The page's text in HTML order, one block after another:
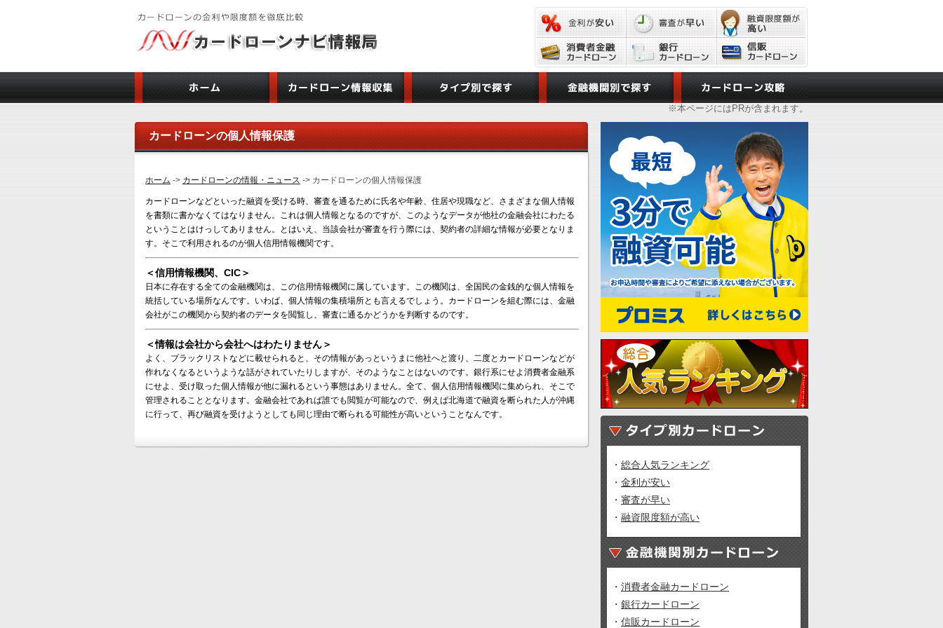
※本ページにはPRが含まれます。
カードローンの個人情報保護
ホーム -> カードローンの情報・ニュース -> カードローンの個人情報保護
カードローンなどといった融資を受ける時、審査を通るために氏名や年齢、住居や現職など、さまざまな個人情報
を書類に書かなくてはなりません。これは個人情報となるのですが、このようなデータが他社の金融会社にわたる
ということはけっしてありません。とはいえ、当該会社が審査を行う際には、契約者の詳細な情報が必要となりま
す。そこで利用されるのが個人信用情報機関です。
＜信用情報機関、CIC＞
日本に存在する全ての金融機関は、この信用情報機関に属しています。この機関は、全国民の金銭的な個人情報を
統括している場所なんです。いわば、個人情報の集積場所とも言えるでしょう。カードローンを組む際には、金融
会社がこの機関から契約者のデータを閲覧し、審査に通るかどうかを判断するのです。
＜情報は会社から会社へはわたりません＞
よく、ブラックリストなどに載せられると、その情報があっというまに他社へと渡り、二度とカードローンなどが
作れなくなるというような話がされていたりしますが、そのようなことはないのです。銀行系にせよ消費者金融系
にせよ、受け取った個人情報が他に漏れるという事態はありません。全て、個人信用情報機関に集められ、そこで
管理されることとなります。金融会社であれば誰でも閲覧が可能なので、例えば北海道で融資を断られた人が沖縄
に行って、再び融資を受けようとしても同じ理由で断られる可能性が高いということなんです。
・ 総合人気ランキング
・ 金利が安い
・ 審査が早い
・ 融資限度額が高い
・ 消費者金融カードローン
・ 銀行カードローン
・ 信販カードローン